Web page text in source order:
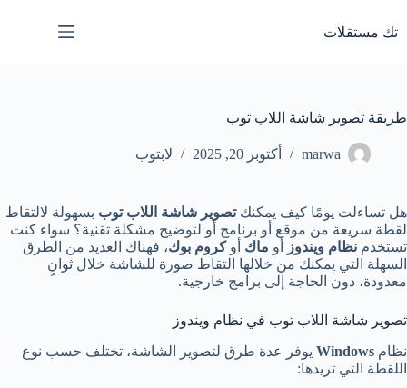
إلى
المحتوى
تك مستقلات
طريقة تصوير شاشة اللاب توب
marwa أكتوبر 20, 2025 لابتوب
هل تساءلت يومًا كيف يمكنكتصوير شاشة اللاب توب بسهولة لالتقاط
لقطة سريعة من موقع أو برنامج أو لتوضيح مشكلة تقنية؟ سواء كنت
تستخدم نظام ويندوز أو ماك أوكروم بوك، فهناك العديد من الطرق
السهلة التي يمكنك من خلالها التقاط صورة للشاشة خلال ثوانٍ
معدودة، دون الحاجة إلى برامج خارجية.
تصوير شاشة اللاب توب في نظام ويندوز
نظام Windows يوفر عدة طرق لتصوير الشاشة، تختلف حسب نوع
اللقطة التي تريدها: